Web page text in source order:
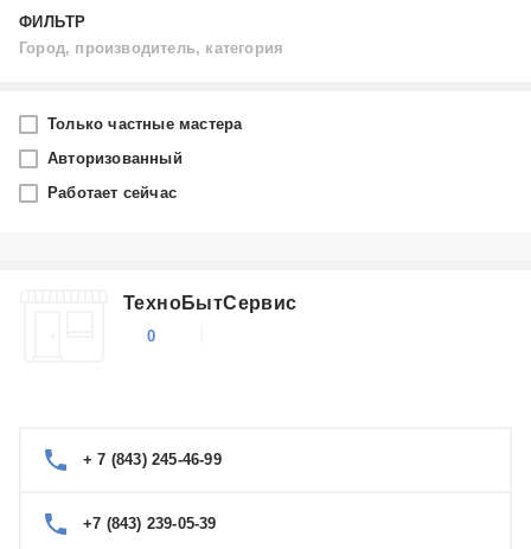
ЗАДАТЬ ВОПРОС МАСТЕРАМ
ФИЛЬТР
Город, производитель, категория
Казань
Производитель
Только частные мастера
Авторизованный
Работает сейчас
ТехноБытСервис
0
+ 7 (843) 245-46-99
+7 (843) 239-05-39